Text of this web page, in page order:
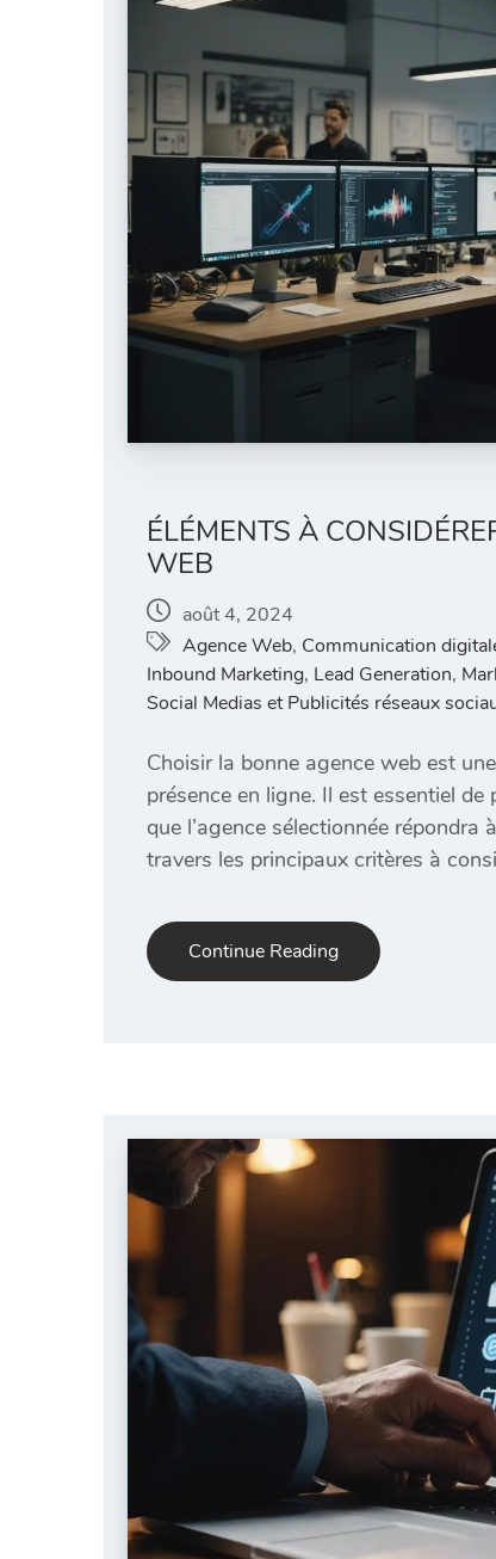
ÉLÉMENTS À
WEB
août 4, 2024
Agence Web, Communication
Inbound Marketing, Lead Generation,
Social Medias et Publicités réseaux
Choisir la bonne agence web est
présence en ligne. Il est essentiel
que l’agence sélectionnée
travers les principaux critères à
Continue Reading